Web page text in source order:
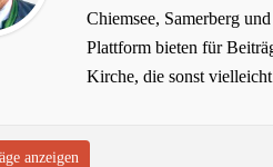
Chiemsee, Samerberg
Plattform bieten für
Kirche, die sonst
anzeigen